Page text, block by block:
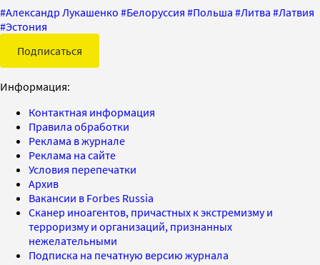
#Александр Лукашенко #Белоруссия #Польша #Литва #Латвия
#Эстония
Подписаться
Информация:
Контактная информация
Правила обработки
Реклама в журнале
Реклама на сайте
Условия перепечатки
Архив
Вакансии в Forbes Russia
Сканер иноагентов, причастных к экстремизму и
терроризму и организаций, признанных
нежелательными
Подписка на печатную версию журнала